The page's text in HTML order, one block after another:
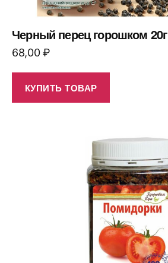
Черный перец горошком 20г
68,00₽
КУПИТЬ ТОВАР